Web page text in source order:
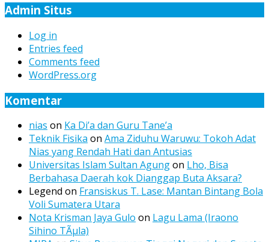
Admin Situs
Log in
Entries feed
Comments feed
WordPress.org
Komentar
nias on Ka Di’a dan Guru Tane’a
Teknik Fisika on Ama Ziduhu Waruwu: Tokoh Adat
Nias yang Rendah Hati dan Antusias
Universitas Islam Sultan Agungon Lho, Bisa
Berbahasa Daerah kok Dianggap Buta Aksara?
Legend on Fransiskus T. Lase: Mantan Bintang Bola
Voli Sumatera Utara
Nota Krisman Jaya Gulo on Lagu Lama (Iraono
Sihino TÃµla)